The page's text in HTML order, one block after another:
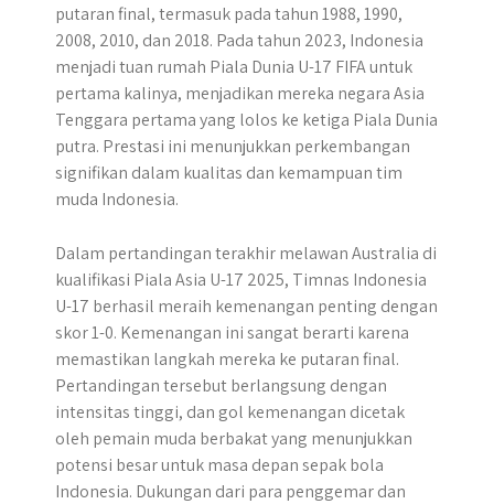
putaran final, termasuk pada tahun 1988, 1990,
2008, 2010, dan 2018. Pada tahun 2023, Indonesia
menjadi tuan rumah Piala Dunia U-17 FIFA untuk
pertama kalinya, menjadikan mereka negara Asia
Tenggara pertama yang lolos ke ketiga Piala Dunia
putra. Prestasi ini menunjukkan perkembangan
signifikan dalam kualitas dan kemampuan tim
muda Indonesia.
Dalam pertandingan terakhir melawan Australia di
kualifikasi Piala Asia U-17 2025, Timnas Indonesia
U-17 berhasil meraih kemenangan penting dengan
skor 1-0. Kemenangan ini sangat berarti karena
memastikan langkah mereka ke putaran final.
Pertandingan tersebut berlangsung dengan
intensitas tinggi, dan gol kemenangan dicetak
oleh pemain muda berbakat yang menunjukkan
potensi besar untuk masa depan sepak bola
Indonesia. Dukungan dari para penggemar dan